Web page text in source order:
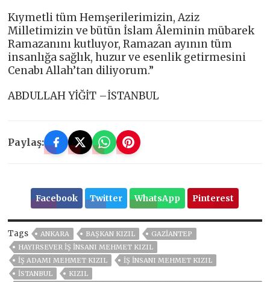
Kıymetli tüm Hemşerilerimizin, Aziz
Milletimizin ve bütün İslam Âleminin mübarek
Ramazanını kutluyor, Ramazan ayının tüm
insanlığa sağlık, huzur ve esenlik getirmesini
Cenabı Allah’tan diliyorum.”
ABDULLAH YİĞİT –İSTANBUL
Paylaş:
Facebook Twitter WhatsApp Pinterest
Tags ANKARA BAŞKAN KIZIL
GAZIANTEP
HAYIRSEVER IŞ INSANI MEHMET KIZIL
İŞ ADAMI MEHMET KIZIL
İŞ INSANI MEHMET KIZIL
ISTANBUL
KIZIL